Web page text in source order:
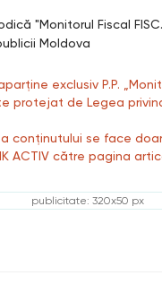
"Monitorul Fiscal
Moldova
exclusiv P.P.
protejat de Legea
conținutului se face
ACTIV către pagina
publicitate: 320x50 px